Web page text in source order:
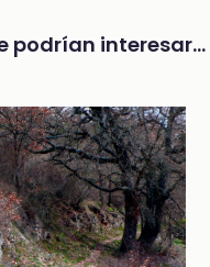
podrían interesar...